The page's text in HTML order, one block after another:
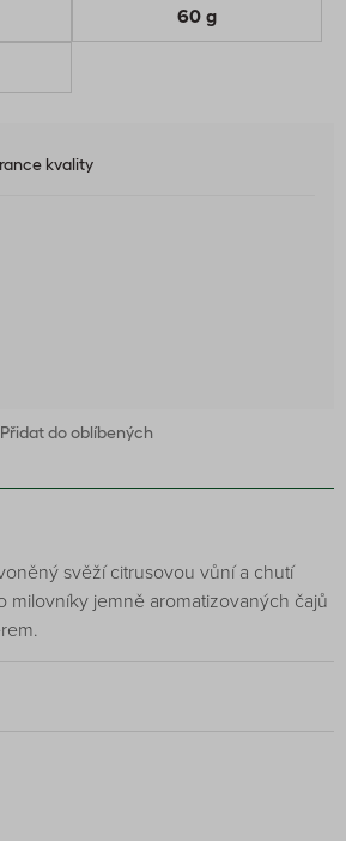
60 g
kvality
Přidat do oblíbených
svěží citrusovou vůní a chutí
milovníky jemně aromatizovaných čajů